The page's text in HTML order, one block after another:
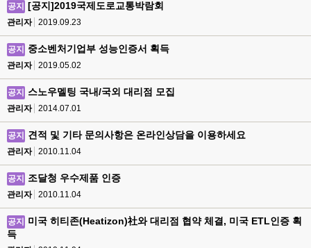
공지 [공지]2019국제도로교통박람회
관리자 2019.09.23
공지 중소벤처기업부 성능인증서 획득
관리자 2019.05.02
공지 스노우멜팅 국내/국외 대리점 모집
관리자 2014.07.01
공지 견적 및 기타 문의사항은 온라인상담을 이용하세요
관리자 2010.11.04
공지 조달청 우수제품 인증
관리자 2010.11.04
공지
미국 히티존(Heatizon)社와 대리점 협약 체결, 미국 ETL인증 획
득